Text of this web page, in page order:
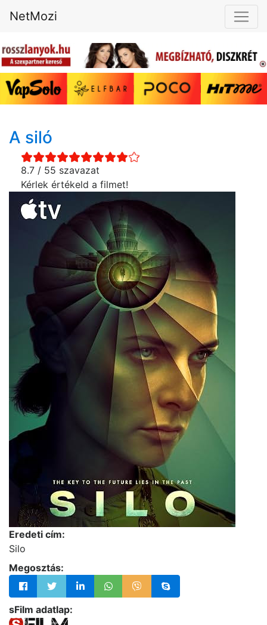
NetMozi
A siló
8.7 / 55 szavazat
Kérlek értékeld a filmet!
Eredeti cím:
Silo
Megosztás:
sFilm adatlap: